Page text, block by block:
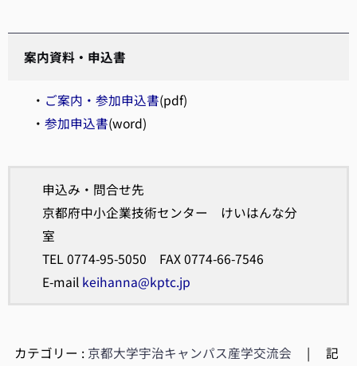
案内資料・申込書
・ ご案内・参加申込書(pdf)
・ 参加申込書(word)
申込み・問合せ先
京都府中小企業技術センター けいはんな分
室
TEL 0774-95-5050 FAX 0774-66-7546
E-mail keihanna@kptc.jp
カテゴリー : 京都大学宇治キャンパス産学交流会 |
記